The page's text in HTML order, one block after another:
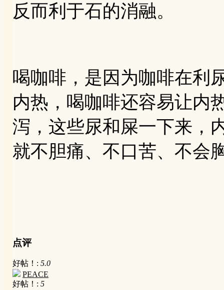
反而利于石的消融。
喝咖啡，是因为咖啡在利
内热，喝咖啡还容易让内
泻，这些尿和屎一下来，
就不胆痛、不口苦、不会
点评
好帖！: 5.0
PEACE
好帖！: 5